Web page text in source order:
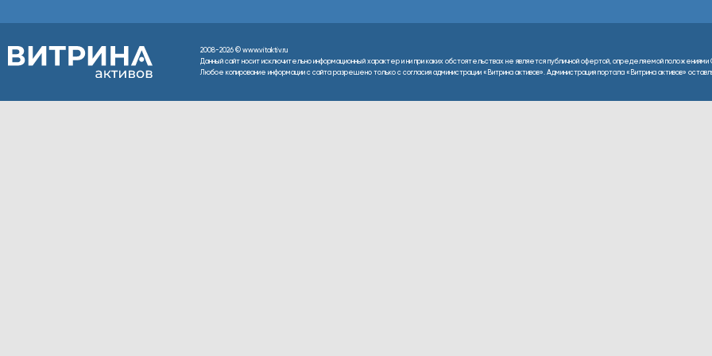
2008-2026 © www.vitaktiv.ru
Данный сайт носит исключительно информационный характер и ни при каких обстоятельствах не является публичной офертой, определяемой
Любое копирование информации с сайта разрешено только с согласия администрации «Витрина активов». Администрация портала «Витрина активов»